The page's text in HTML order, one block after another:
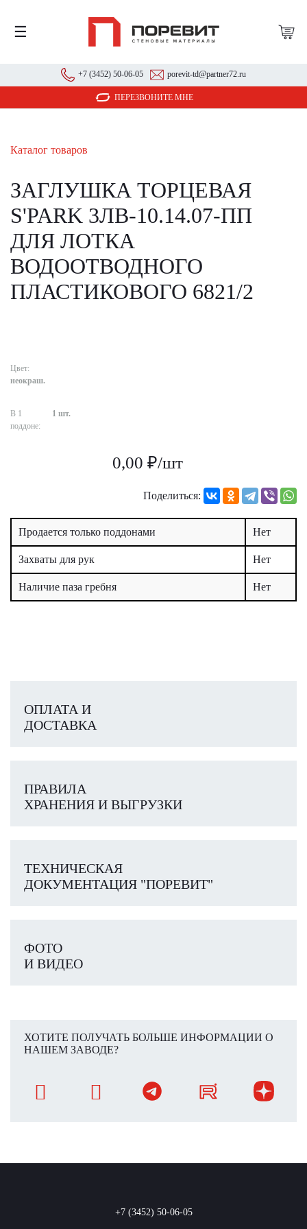
☰
+7 (3452) 50-06-05 porevit-td@partner72.ru
ПЕРЕЗВОНИТЕ МНЕ
Каталог товаров
ЗАГЛУШКА ТОРЦЕВАЯ
S'PARK 3ЛВ-10.14.07-ПП
ДЛЯ ЛОТКА
ВОДООТВОДНОГО
ПЛАСТИКОВОГО 6821/2
Цвет:
неокраш.
В 1
поддоне:
1 шт.
0,00 ₽/шт
Поделиться:
Продается только поддонами Нет
Захваты для рук Нет
Наличие паза гребня Нет
ОПЛАТА И
ДОСТАВКА
ПРАВИЛА
ХРАНЕНИЯ И ВЫГРУЗКИ
ТЕХНИЧЕСКАЯ
ДОКУМЕНТАЦИЯ "ПОРЕВИТ"
ФОТО
И ВИДЕО
ХОТИТЕ ПОЛУЧАТЬ БОЛЬШЕ ИНФОРМАЦИИ О
НАШЕМ ЗАВОДЕ?
+7 (3452) 50-06-05